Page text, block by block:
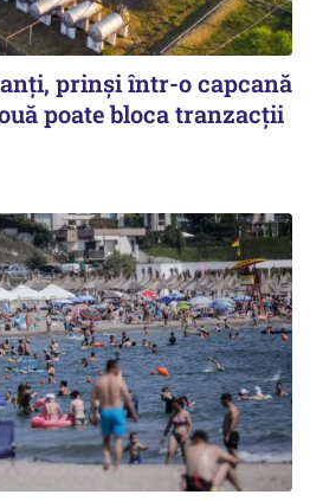
prinși într-o capcană
poate bloca tranzacții